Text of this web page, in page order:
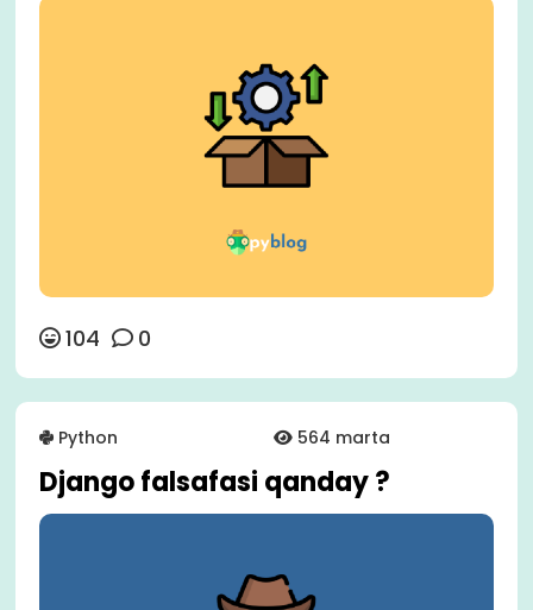
104 0
Python 564 marta
Django falsafasi qanday ?